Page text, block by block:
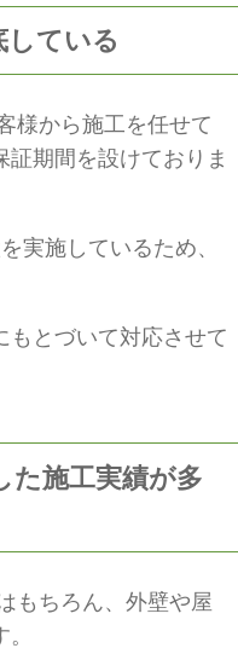
している
様から施工を任せて
期間を設けておりま
実施しているため、
もとづいて対応させて
た施工実績が多
もちろん、外壁や屋